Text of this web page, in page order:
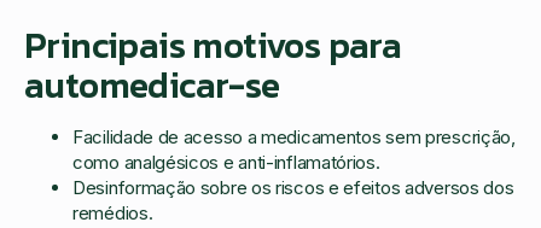
Principais motivos para
automedicar-se
Facilidade de acesso a medicamentos sem prescrição,
como analgésicos e anti-inflamatórios.
Desinformação sobre os riscos e efeitos adversos dos
remédios.